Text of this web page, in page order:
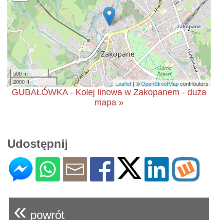
500 m
2000 ft
Leaflet| ©OpenStreetMapcontributors
GUBAŁÓWKA - Kolej linowa w Zakopanem - duża
mapa »
Udostępnij
« powrót